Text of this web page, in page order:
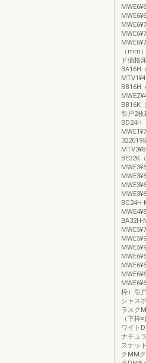
（mm
ド価格
BA16H
BB16H
BB16K
引戸2
BD24H
BE32K
BC24H-
BA32H-
枠）引
シャス
ラスク
（下枠
ワイト
ナチュ
スナッ
クMM